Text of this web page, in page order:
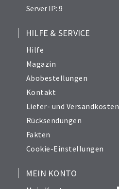
Server IP: 9
HILFE & SERVICE
Hilfe
Magazin
Abobestellungen
Kontakt
Liefer- und Versandkosten
Rücksendungen
Fakten
Cookie-Einstellungen
MEIN KONTO